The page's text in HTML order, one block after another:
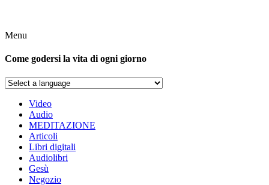
Menu
Come godersi la vita di ogni giorno
Video
Audio
MEDITAZIONE
Articoli
Libri digitali
Audiolibri
Gesù
Negozio